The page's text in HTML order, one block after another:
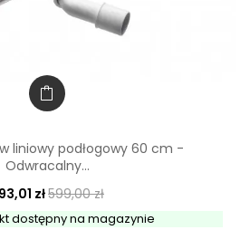
liniowy podłogowy 60 cm -
Odwracalny...
zł599,00 zł
dostępny na magazynie